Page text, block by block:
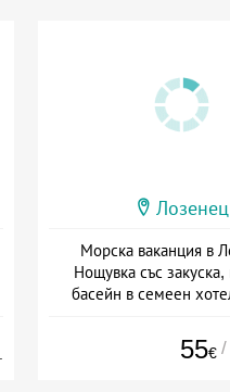
Лозенец
Морска ваканция в
Нощувка със закуска,
басейн в семеен
55€ /